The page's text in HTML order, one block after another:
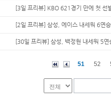
[3일 프리뷰] KBO 621경기 만에 첫 선
[2일 프리뷰] 삼성, 에이스 내세워 6연
[30일 프리뷰] 삼성, 백정현 내세워 5연
51 52